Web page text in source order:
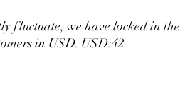
fluctuate, we have locked in the
in USD. USD:42